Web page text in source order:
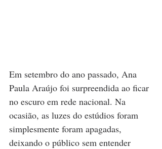
Em setembro do ano passado, Ana
Paula Araújo foi surpreendida ao ficar
no escuro em rede nacional. Na
ocasião, as luzes do estúdios foram
simplesmente foram apagadas,
deixando o público sem entender